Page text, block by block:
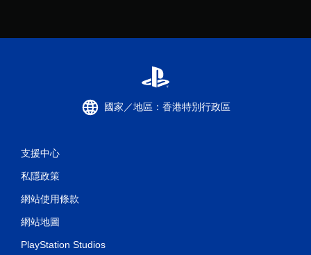
國家／地區：香港特別行政區
支援中心
私隱政策
網站使用條款
網站地圖
PlayStation Studios